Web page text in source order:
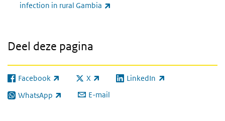
infection in rural Gambia
Deel deze pagina
Facebook
(externe link) X
(externe link) LinkedIn
(externe link)
WhatsApp
(externe link) E-mail